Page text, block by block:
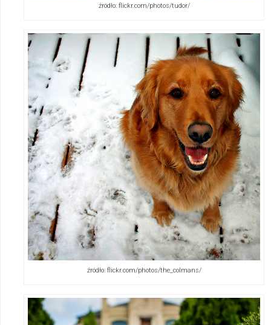
źródło: flickr.com/photos/tudor/
źródło: flickr.com/photos/the_colmans/